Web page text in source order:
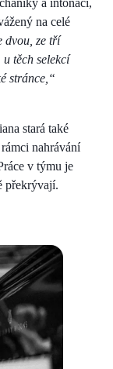
a intonaci,
na celé
dvou, ze tří
těch selekcí
stránce,“
stará také
nahrávání
v týmu je
překrývají.